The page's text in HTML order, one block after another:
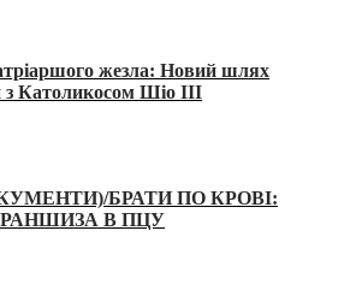
жезла: Новий шлях
з Католикосом Шіо III
БРАТИ ПО КРОВІ:
В ПЦУ